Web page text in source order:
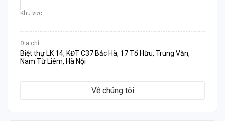
Khu vực
Địa chỉ
Biệt thự LK 14, KĐT C37 Bắc Hà, 17 Tố Hữu, Trung Văn,
Nam Từ Liêm, Hà Nội
Về chúng tôi